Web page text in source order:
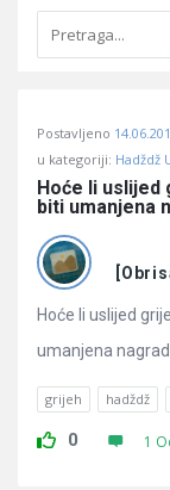
Učene
Latest
Pitanja
Postavljeno
u kategoriji: Hadždž
Hoće li uslijed
biti umanjena
Hoće li uslijed
umanjena
grijeh hadždž
0 1